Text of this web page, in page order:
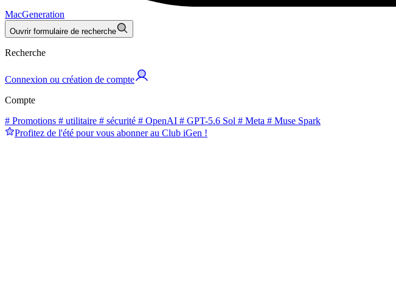
MacGeneration
Ouvrir formulaire de recherche
Recherche
Connexion ou création de compte
Compte
# Promotions # utilitaire # sécurité # OpenAI # GPT-5.6 Sol # Meta # Muse Spark
Profitez de l'été pour vous abonner au Club iGen !